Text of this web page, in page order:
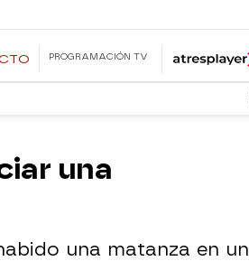
PROGRAMACIÓN TV
una
una matanza en un